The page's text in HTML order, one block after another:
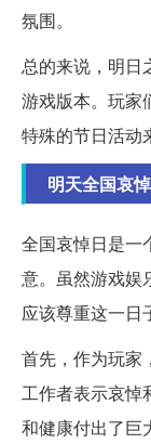
氛围。
总的来说，明日
游戏版本。玩家
特殊的节日活动
明天全国哀
全国哀悼日是一
意。虽然游戏娱
应该尊重这一日
首先，作为玩家
工作者表示哀悼
和健康付出了巨